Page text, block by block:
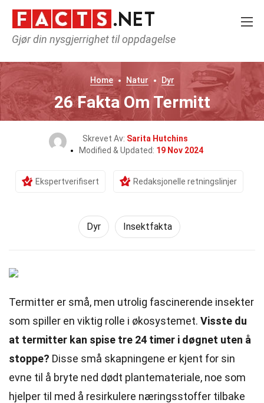
Gjør din nysgjerrighet til oppdagelse
Home Natur Dyr
26 Fakta Om Termitt
Skrevet Av: Sarita Hutchins
Modified & Updated: 19 Nov 2024
Ekspertverifisert Redaksjonelle retningslinjer
Dyr Insektfakta
Termitter er små, men utrolig fascinerende insekter
som spiller en viktig rolle i økosystemet. Visste du
at termitter kan spise tre 24 timer i døgnet uten å
stoppe? Disse små skapningene er kjent for sin
evne til å bryte ned dødt plantemateriale, noe som
hjelper til med å resirkulere næringsstoffer tilbake